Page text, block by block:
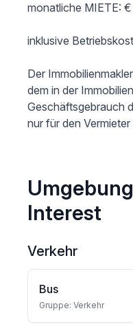
monatliche MIETE:
inklusive
Der
dem in der
Geschäftsgebrauch
Interest
Verkehr
Bus
Gruppe: Verkehr